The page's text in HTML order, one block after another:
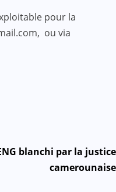
pour la
ou via
blanchi par la justice
camerounaise